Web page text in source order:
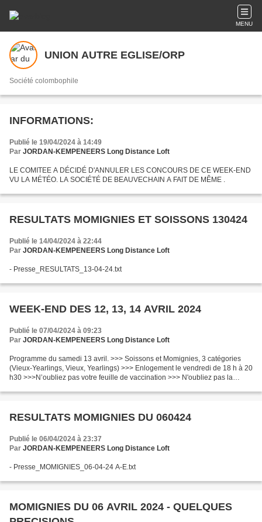
MENU
UNION AUTRE EGLISE/ORP
Société colombophile
INFORMATIONS:
Publié le 19/04/2024 à 14:49
Par JORDAN-KEMPENEERS Long Distance Loft
LE COMITEE A DÉCIDÉ D'ANNULER LES CONCOURS DE CE WEEK-END
VU LA MÉTÉO. LA SOCIÉTÉ DE BEAUVECHAIN A FAIT DE MÊME .
RESULTATS MOMIGNIES ET SOISSONS 130424
Publié le 14/04/2024 à 22:44
Par JORDAN-KEMPENEERS Long Distance Loft
- Presse_RESULTATS_13-04-24.txt
WEEK-END DES 12, 13, 14 AVRIL 2024
Publié le 07/04/2024 à 09:23
Par JORDAN-KEMPENEERS Long Distance Loft
Programme du samedi 13 avril. >>> Soissons et Momignies, 3 catégories
(Vieux-Yearlings, Vieux, Yearlings) >>> Enlogement le vendredi de 18 h à 20
h30 >>>N’oubliez pas votre feuille de vaccination >>> N'oubliez pas la
RESULTATS MOMIGNIES DU 060424
Publié le 06/04/2024 à 23:37
Par JORDAN-KEMPENEERS Long Distance Loft
- Presse_MOMIGNIES_06-04-24 A-E.txt
MOMIGNIES DU 06 AVRIL 2024 - QUELQUES